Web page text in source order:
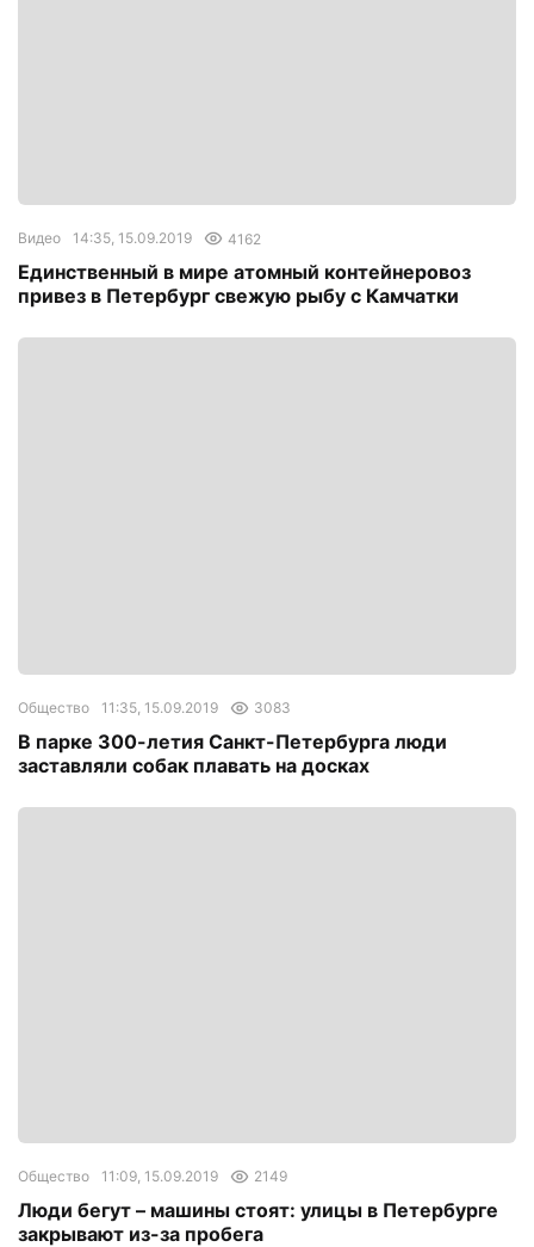
Видео 14:35, 15.09.2019 4162
Единственный в мире атомный контейнеровоз
привез в Петербург свежую рыбу с Камчатки
Общество 11:35, 15.09.2019 3083
В парке 300-летия Санкт-Петербурга люди
заставляли собак плавать на досках
Общество 11:09, 15.09.2019 2149
Люди бегут – машины стоят: улицы в Петербурге
закрывают из-за пробега